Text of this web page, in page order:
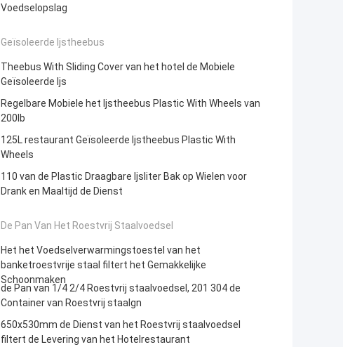
Voedselopslag
Geïsoleerde Ijstheebus
Theebus With Sliding Cover van het hotel de Mobiele
Geïsoleerde Ijs
Regelbare Mobiele het Ijstheebus Plastic With Wheels van
200lb
125L restaurant Geïsoleerde Ijstheebus Plastic With
Wheels
110 van de Plastic Draagbare Ijsliter Bak op Wielen voor
Drank en Maaltijd de Dienst
De Pan Van Het Roestvrij Staalvoedsel
Het het Voedselverwarmingstoestel van het
banketroestvrije staal filtert het Gemakkelijke
Schoonmaken
de Pan van 1/4 2/4 Roestvrij staalvoedsel, 201 304 de
Container van Roestvrij staalgn
650x530mm de Dienst van het Roestvrij staalvoedsel
filtert de Levering van het Hotelrestaurant